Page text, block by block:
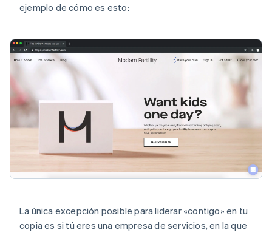
ejemplo de cómo es esto:
La única excepción posible para liderar «contigo» en tu
copia es si tú eres una empresa de servicios, en la que